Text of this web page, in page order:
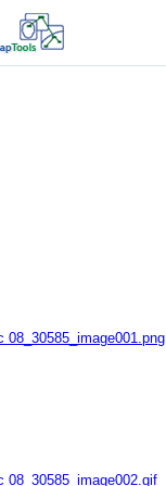
08_30585_image001.png
08_30585_image002.gif